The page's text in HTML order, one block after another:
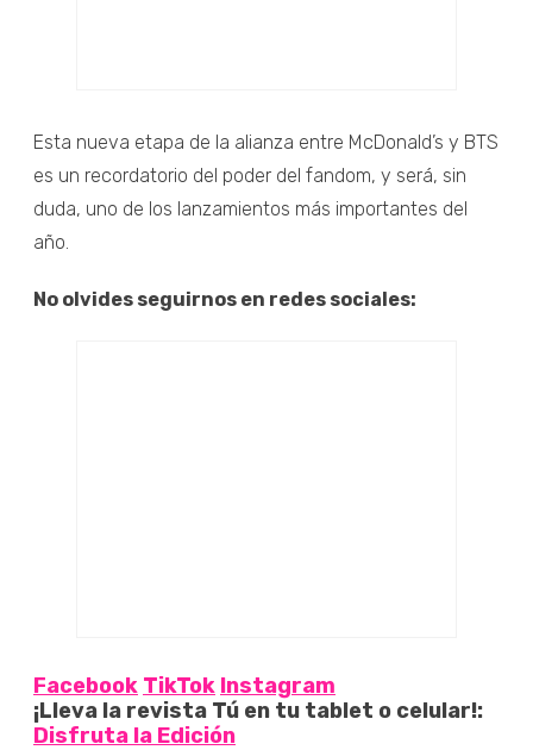
Esta nueva etapa de la alianza entre McDonald’s y BTS
es un recordatorio del poder del fandom, y será, sin
duda, uno de los lanzamientos más importantes del
año.
No olvides seguirnos en redes sociales:
Facebook TikTok Instagram
¡Lleva la revista Tú en tu tablet o celular!:
Disfruta la Edición